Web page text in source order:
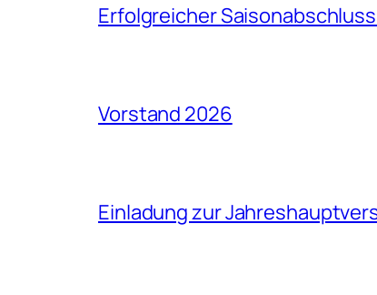
Erfolgreicher
Vorstand 2026
Einladung zur